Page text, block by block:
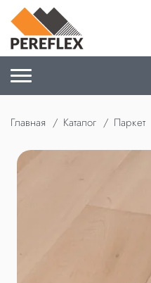
Главная Каталог Паркет